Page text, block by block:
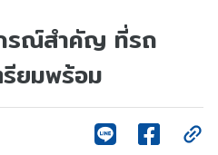
รณ์สำคัญ ที่รถ
ยมพร้อม